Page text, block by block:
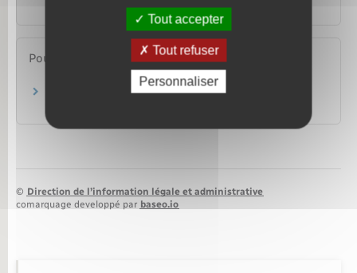
Pour en savoir plus
Revenu de solidarité active (RSA)
© Direction de l’information légale et administrative
comarquage developpé par baseo.io
Tout accepter
Tout refuser
Personnaliser